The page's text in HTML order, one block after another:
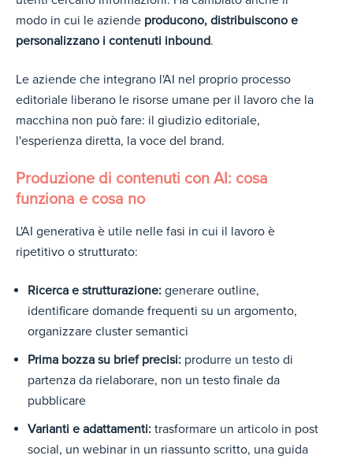
modo in cui le aziende producono, distribuiscono e
personalizzano i contenuti inbound.
Le aziende che integrano l'AI nel proprio processo
editoriale liberano le risorse umane per il lavoro che la
macchina non può fare: il giudizio editoriale,
l'esperienza diretta, la voce del brand.
Produzione di contenuti con AI: cosa
funziona e cosa no
L'AI generativa è utile nelle fasi in cui il lavoro è
ripetitivo o strutturato:
Ricerca e strutturazione: generare outline,
identificare domande frequenti su un argomento,
organizzare cluster semantici
Prima bozza su brief precisi: produrre un testo di
partenza da rielaborare, non un testo finale da
pubblicare
Varianti e adattamenti: trasformare un articolo in post
social, un webinar in un riassunto scritto, una guida